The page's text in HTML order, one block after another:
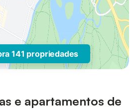
141 propriedades
e apartamentos de